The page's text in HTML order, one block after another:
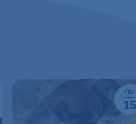
FÉV
15